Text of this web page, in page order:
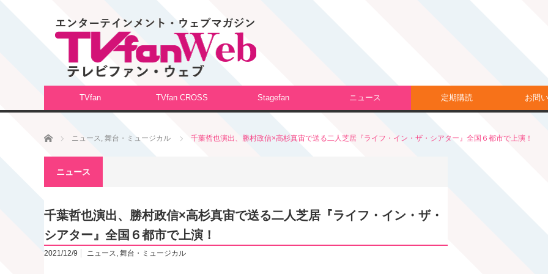
TVfan TVfan CROSS Stagefan ニュース 定期購読 お問
ホーム ニュース, 舞台・ミュージカル 千葉哲也演出、勝村政信×高杉真宙で送る二人芝居『ライフ・イン・ザ・シアター』全国６都市で上演！
ニュース
千葉哲也演出、勝村政信×高杉真宙で送る二人芝居『ライフ・イン・ザ・
シアター』全国６都市で上演！
2021/12/9 ニュース, 舞台・ミュージカル